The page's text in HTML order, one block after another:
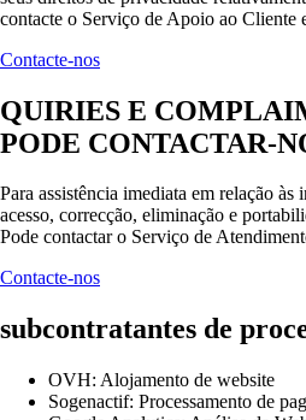
contacte o Serviço de Apoio ao Cliente
Contacte-nos
QUIRIES E
PODE CONTACTAR-
Para assistência imediata em relação às
acesso, correcção, eliminação e
Pode contactar o Serviço de
Contacte-nos
subcontratantes de
OVH: Alojamento de website
Sogenactif: Processamento de